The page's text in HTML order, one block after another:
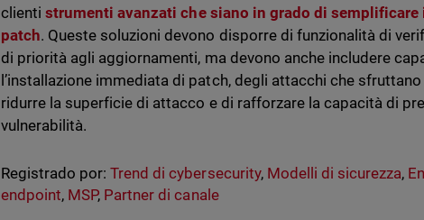
clientistrumenti avanzati che siano in grado di
patch. Queste soluzioni devono disporre di funzionalità di
di priorità agli aggiornamenti, ma devono anche includere
l’installazione immediata di patch, degli attacchi che
ridurre la superficie di attacco e di rafforzare la capacità di
vulnerabilità.
Registrado por: Trend di cybersecurity, Modelli di sicurezza,
endpoint, MSP, Partner di canale